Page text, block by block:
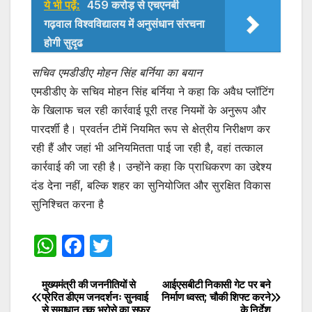
ये भी पढ़ें: 459 करोड़ से एचएनबी
गढ़वाल विश्वविद्यालय में अनुसंधान संरचना
होगी सुदृढ
सचिव एमडीडीए मोहन सिंह बर्निया का बयान
एमडीडीए के सचिव मोहन सिंह बर्निया ने कहा कि अवैध प्लॉटिंग
के खिलाफ चल रही कार्रवाई पूरी तरह नियमों के अनुरूप और
पारदर्शी है। प्रवर्तन टीमें नियमित रूप से क्षेत्रीय निरीक्षण कर
रही हैं और जहां भी अनियमितता पाई जा रही है, वहां तत्काल
कार्रवाई की जा रही है। उन्होंने कहा कि प्राधिकरण का उद्देश्य
दंड देना नहीं, बल्कि शहर का सुनियोजित और सुरक्षित विकास
सुनिश्चित करना है
W
at
F
c itt
Post
आईएसबीटी निकासी गेट पर बने
निर्माण ध्वस्त; चौकी शिफ्ट करने
मुख्यमंत्री की जननीतियों से
प्रेरित डीएम जनदर्शनः सुनवाई